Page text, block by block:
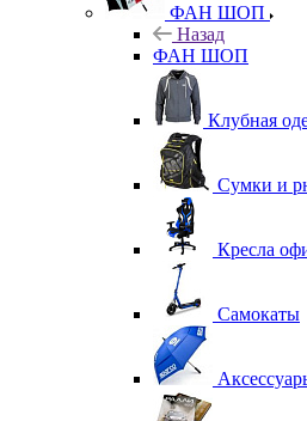
ФАН ШОП
Назад
ФАН ШОП
Клубная
Сумки и
Кресла
Самокаты